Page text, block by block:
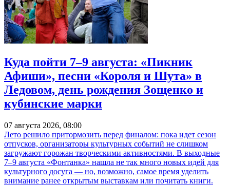
Куда пойти 7–9 августа: «Пикник
Афиши», песни «Короля и Шута» в
Ледовом, день рождения Зощенко и
кубинские марки
07 августа 2026, 08:00
Лето решило притормозить перед финалом: пока идет сезон
отпусков, организаторы культурных событий не слишком
загружают горожан творческими активностями. В выходные
7–9 августа «Фонтанка» нашла не так много новых идей для
культурного досуга — но, возможно, самое время уделить
внимание ранее открытым выставкам или почитать книги.